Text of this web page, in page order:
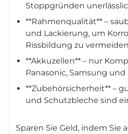
Stoppgründen
**Rahmenqualität** –
und Lackierung, um
Rissbildung zu
**Akkuzellen** – nur
Panasonic, Samsung und
**Zubehörsicherheit** –
und Schutzbleche sind
Sparen Sie Geld, indem Sie